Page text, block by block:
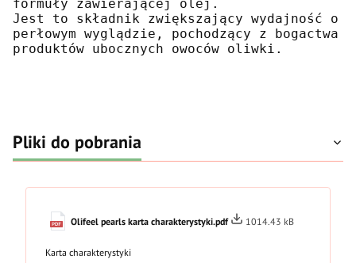
formuły zawierającej olej.
Jest to składnik zwiększający wydajność o
perłowym wyglądzie, pochodzący z bogactwa
produktów ubocznych owoców oliwki.
Pliki do pobrania
Olifeel pearls karta charakterystyki.pdf 1014.43 kB
Karta charakterystyki